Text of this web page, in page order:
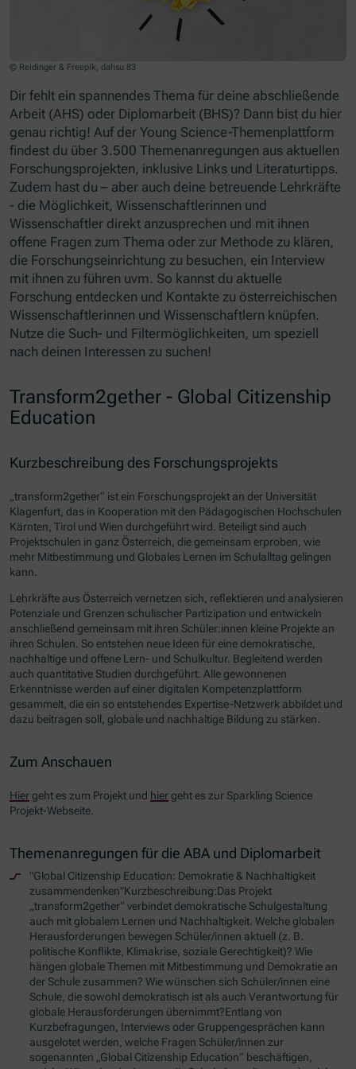
© Reidinger & Freepik, dahsu 83
Dir fehlt ein spannendes Thema für deine abschließende
Arbeit (AHS) oder Diplomarbeit (BHS)? Dann bist du hier
genau richtig! Auf der Young Science-Themenplattform
findest du über 3.500 Themenanregungen aus aktuellen
Forschungsprojekten, inklusive Links und Literaturtipps.
Zudem hast du – aber auch deine betreuende Lehrkräfte
- die Möglichkeit, Wissenschaftlerinnen und
Wissenschaftler direkt anzusprechen und mit ihnen
offene Fragen zum Thema oder zur Methode zu klären,
die Forschungseinrichtung zu besuchen, ein Interview
mit ihnen zu führen uvm. So kannst du aktuelle
Forschung entdecken und Kontakte zu österreichischen
Wissenschaftlerinnen und Wissenschaftlern knüpfen.
Nutze die Such- und Filtermöglichkeiten, um speziell
nach deinen Interessen zu suchen!
Transform2gether - Global Citizenship
Education
Kurzbeschreibung des Forschungsprojekts
„transform2gether“ ist ein Forschungsprojekt an der Universität
Klagenfurt, das in Kooperation mit den Pädagogischen Hochschulen
Kärnten, Tirol und Wien durchgeführt wird. Beteiligt sind auch
Projektschulen in ganz Österreich, die gemeinsam erproben, wie
mehr Mitbestimmung und Globales Lernen im Schulalltag gelingen
kann.
Lehrkräfte aus Österreich vernetzen sich, reflektieren und analysieren
Potenziale und Grenzen schulischer Partizipation und entwickeln
anschließend gemeinsam mit ihren Schüler:innen kleine Projekte an
ihren Schulen. So entstehen neue Ideen für eine demokratische,
nachhaltige und offene Lern- und Schulkultur. Begleitend werden
auch quantitative Studien durchgeführt. Alle gewonnenen
Erkenntnisse werden auf einer digitalen Kompetenzplattform
gesammelt, die ein so entstehendes Expertise-Netzwerk abbildet und
dazu beitragen soll, globale und nachhaltige Bildung zu stärken.
Zum Anschauen
Hiergeht es zum Projekt und hiergeht es zur Sparkling Science
Projekt-Webseite.
Themenanregungen für die ABA und Diplomarbeit
"Global Citizenship Education: Demokratie & Nachhaltigkeit
zusammendenken"Kurzbeschreibung:Das Projekt
„transform2gether“ verbindet demokratische Schulgestaltung
auch mit globalem Lernen und Nachhaltigkeit. Welche globalen
Herausforderungen bewegen Schüler/innen aktuell (z. B.
politische Konflikte, Klimakrise, soziale Gerechtigkeit)? Wie
hängen globale Themen mit Mitbestimmung und Demokratie an
der Schule zusammen? Wie wünschen sich Schüler/innen eine
Schule, die sowohl demokratisch ist als auch Verantwortung für
globale Herausforderungen übernimmt?Entlang von
Kurzbefragungen, Interviews oder Gruppengesprächen kann
ausgelotet werden, welche Fragen Schüler/innen zur
sogenannten „Global Citizenship Education“ beschäftigen,